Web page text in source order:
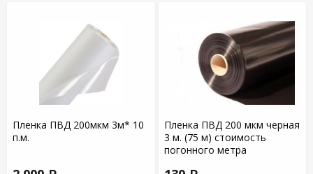
Пленка ПВД 200мкм 3м* 10
п.м.
Пленка ПВД 200 мкм черная
3 м. (75 м) стоимость
погонного метра